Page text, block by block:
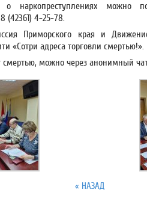
о наркопреступлениях
(42361) 4-25-78.
Приморского края и
«Сотри адреса торговли смертью!».
смертью, можно через анонимный
« НАЗАД